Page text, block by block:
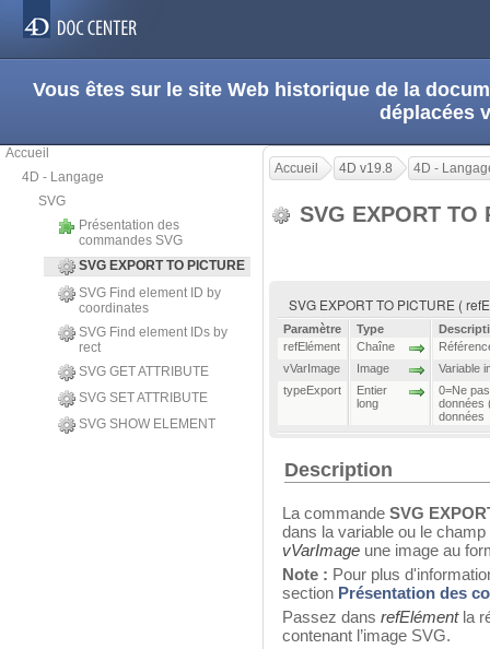
Vous êtes sur le site Web historique de la
déplacées
Accueil
4D - Langage
SVG
Présentation des
commandes SVG
SVG EXPORT TO PICTURE
SVG Find element ID by
coordinates
SVG Find element IDs by
rect
SVG GET ATTRIBUTE
SVG SET ATTRIBUTE
SVG SHOW ELEMENT
Accueil 4D v19.8 4D -
SVG EXPORT TO
SVG EXPORT TO PICTURE (
Paramètre Type
refElément
Chaîne
vVarImage
Image
Variable
typeExport
Entier
long
0=Ne
données
données
Description
La commande SVG
dans la variable ou le
vVarImage une image au
Note : Pour plus
section Présentation des
Passez dans refElémentla
contenant l’image SVG.